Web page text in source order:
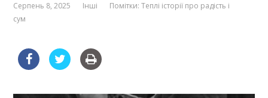
Серпень 8, 2025 Інші Помітки:Теплі історії про радість і
сум